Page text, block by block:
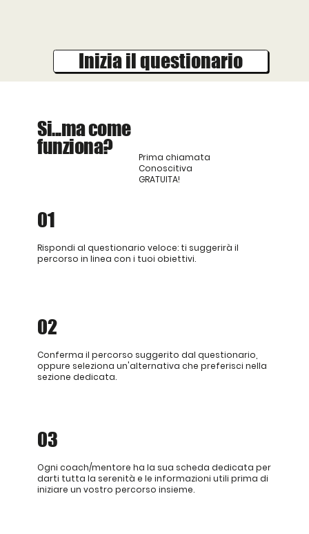
Si...ma come
funziona?
Prima chiamata
Conoscitiva
GRATUITA!
01
Rispondi al questionario veloce: ti suggerirà il
percorso in linea con i tuoi obiettivi.
02
Conferma il percorso suggerito dal questionario,
oppure seleziona un'alternativa che preferisci nella
sezione dedicata.
03
Ogni coach/mentore ha la sua scheda dedicata per
darti tutta la serenità e le informazioni utili prima di
iniziare un vostro percorso insieme.
Inizia il questionario